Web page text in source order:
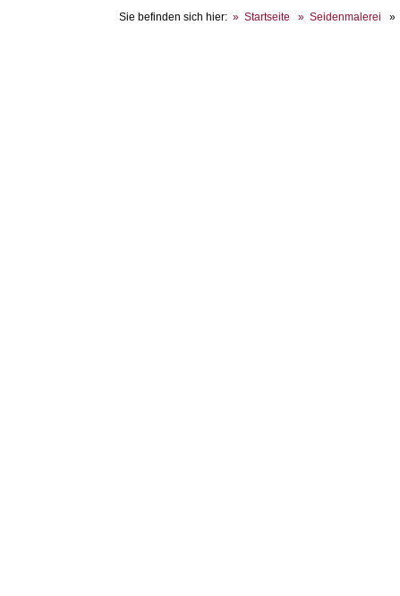
Sie befinden sich hier: Startseite Seidenmalerei